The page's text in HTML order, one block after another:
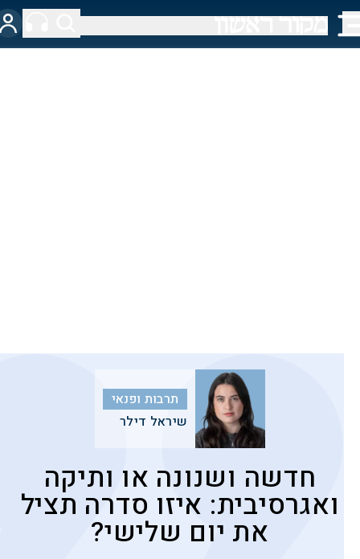
תרבות ופנאי
שיראל דילר
חדשה ושנונה או ותיקה
ואגרסיבית: איזו סדרה תציל
את יום שלישי?